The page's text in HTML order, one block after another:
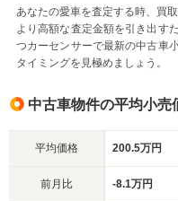
あなたの愛車を査定する時、買
より高額な査定金額を引き出す
つカーセンサーで最新の中古車
タイミングを見極めましょう。
中古車物件の平均小売
平均価格 200.5万円
前月比 -8.1万円